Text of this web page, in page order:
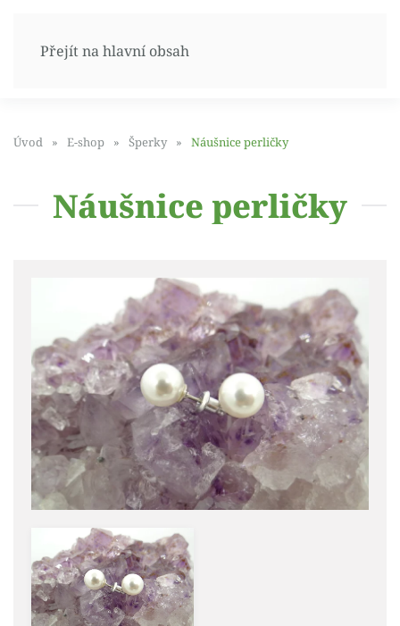
Přejít na hlavní obsah
Úvod E-shop Šperky Náušnice perličky
Náušnice perličky